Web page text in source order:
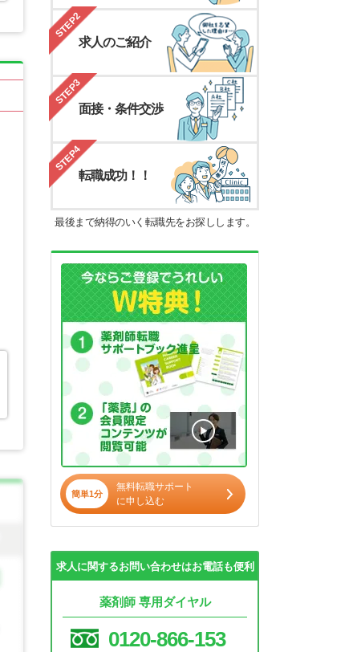
STEP2
求人のご紹介
STEP3
面接・条件交渉
STEP4
転職成功！！
最後まで納得のいく転職先をお探しします。
簡単1分
無料転職サポート
に申し込む
求人に関するお問い合わせはお電話も便利
薬剤師 専用ダイヤル
0120-866-153